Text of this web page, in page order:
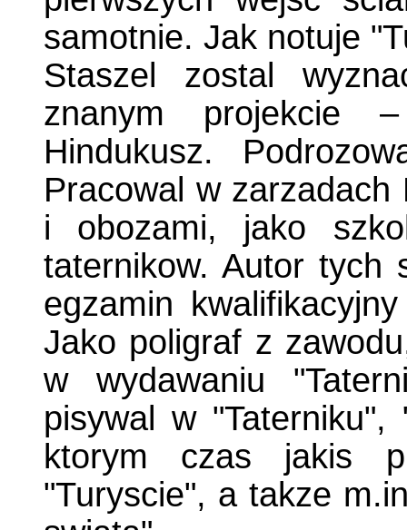
samotnie. Jak notuje
Staszel zostal
znanym projekcie
Hindukusz.
Pracowal w
i obozami, jako
taternikow. Autor tych
egzamin
Jako poligraf z
w wydawaniu
pisywal w "Taterniku",
ktorym czas jakis
"Turyscie", a takze